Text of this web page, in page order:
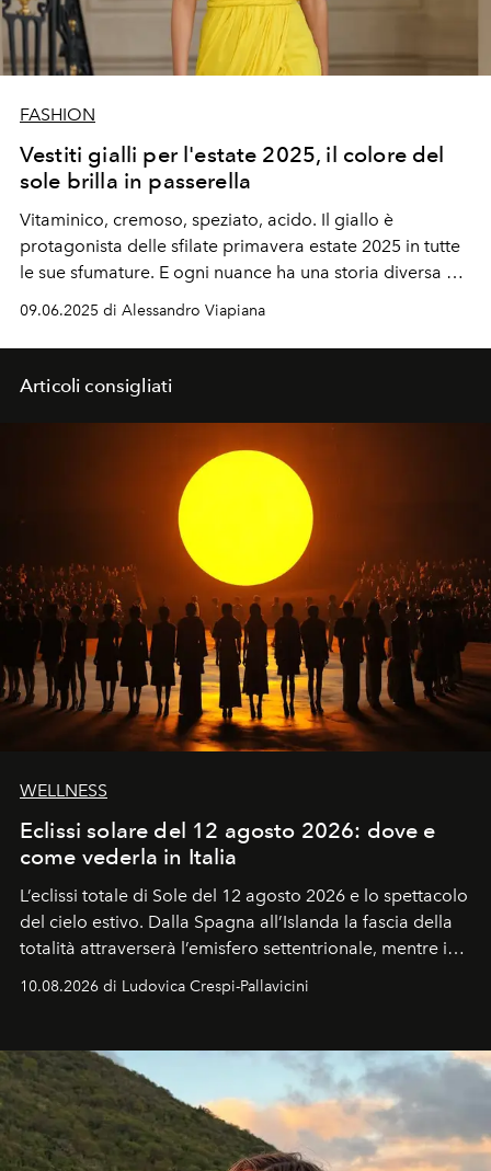
FASHION
Vestiti gialli per l'estate 2025, il colore del
sole brilla in passerella
Vitaminico, cremoso, speziato, acido. Il giallo è
protagonista delle sfilate primavera estate 2025 in tutte
le sue sfumature. E ogni nuance ha una storia diversa da
raccontare.
09.06.2025 di Alessandro Viapiana
Articoli consigliati
WELLNESS
Eclissi solare del 12 agosto 2026: dove e
come vederla in Italia
L’eclissi totale di Sole del 12 agosto 2026 e lo spettacolo
del cielo estivo. Dalla Spagna all’Islanda la fascia della
totalità attraverserà l’emisfero settentrionale, mentre in
Italia il fenomeno sarà parziale ma particolarmente
spettacolare al Nord. Orari, città favorite e regole per
10.08.2026 di Ludovica Crespi-Pallavicini